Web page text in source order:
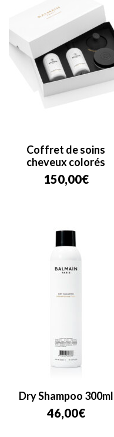
Coffret de soins
cheveux colorés
150,00€
Dry Shampoo 300ml
46,00€